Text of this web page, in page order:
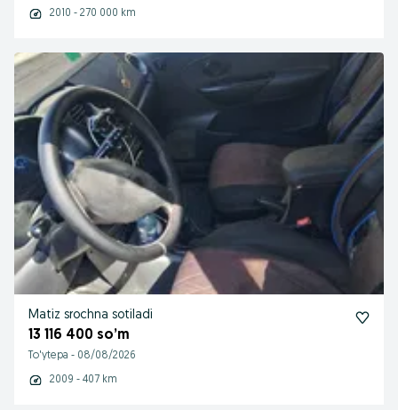
2010 - 270 000 km
Matiz srochna sotiladi
13 116 400 so’m
To'ytepa - 08/08/2026
2009 - 407 km